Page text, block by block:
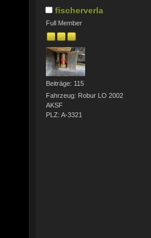
fischerverla
Full Member
Beiträge: 115
Fahrzeug: Robur LO 2002
AKSF
PLZ: A-3321